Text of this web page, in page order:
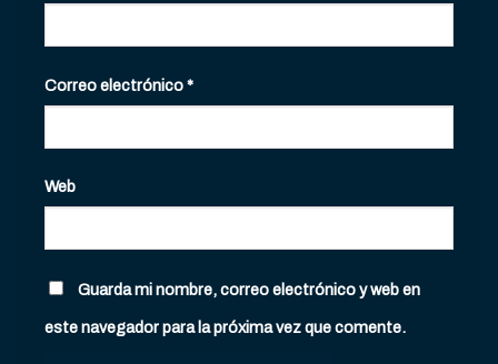
Correo electrónico*
Web
Guarda mi nombre, correo electrónico y web en
este navegador para la próxima vez que comente.